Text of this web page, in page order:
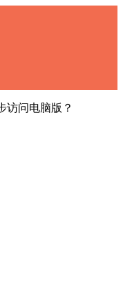
访问电脑版？